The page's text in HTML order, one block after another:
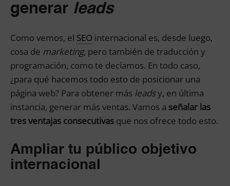
generar leads
Como vemos, el SEO internacional es, desde luego,
cosa de marketing, pero también de traducción y
programación, como te decíamos. En todo caso,
¿para qué hacemos todo esto de posicionar una
página web? Para obtener más leadsy, en última
instancia, generar más ventas. Vamos a señalar las
tres ventajas consecutivas que nos ofrece todo esto.
Ampliar tu público objetivo
internacional